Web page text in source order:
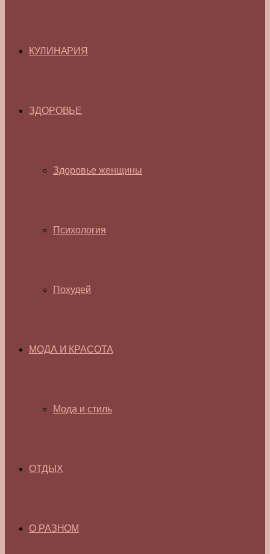
КУЛИНАРИЯ
ЗДОРОВЬЕ
Здоровье женщины
Психология
Похудей
МОДА И КРАСОТА
Мода и стиль
ОТДЫХ
О РАЗНОМ